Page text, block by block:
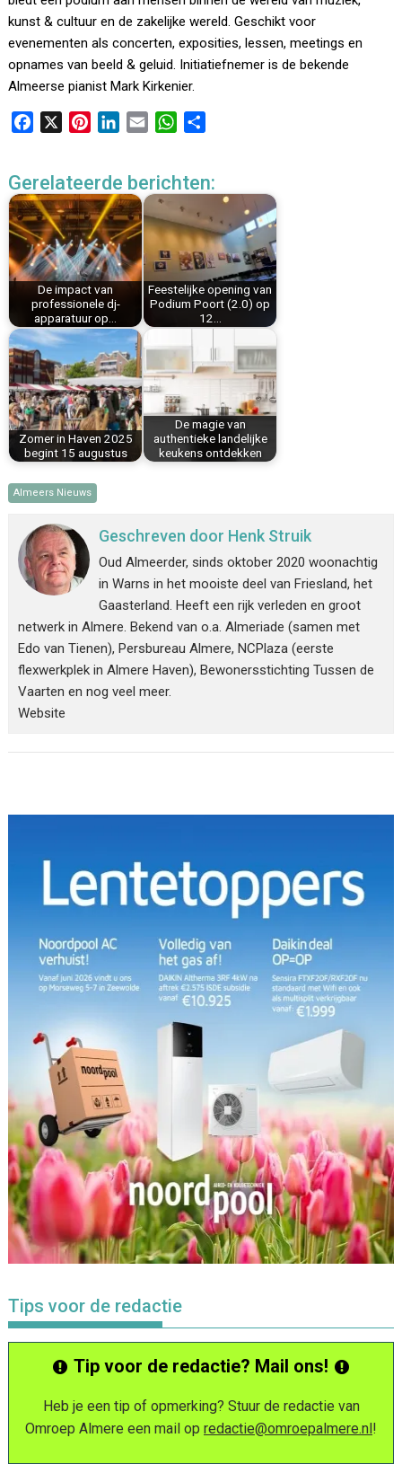
kunst & cultuur en de zakelijke wereld. Geschikt voor
evenementen als concerten, exposities, lessen, meetings en
opnames van beeld & geluid. Initiatiefnemer is de bekende
Almeerse pianist Mark Kirkenier.
e
b
o
o
k
t
e
r
e
s
t
k
e
d
I
n
i
W
t
s
A
p
p
e
Gerelateerde berichten:
De impact van
professionele dj-
apparatuur op…
Feestelijke opening van
Podium Poort (2.0) op
12…
Zomer in Haven 2025
begint 15 augustus
De magie van
authentieke landelijke
keukens ontdekken
Almeers Nieuws
Geschreven door Henk Struik
Oud Almeerder, sinds oktober 2020 woonachtig
in Warns in het mooiste deel van Friesland, het
Gaasterland. Heeft een rijk verleden en groot
netwerk in Almere. Bekend van o.a. Almeriade (samen met
Edo van Tienen), Persbureau Almere, NCPlaza (eerste
flexwerkplek in Almere Haven), Bewonersstichting Tussen de
Vaarten en nog veel meer.
Website
Tips voor de redactie
Tip voor de redactie? Mail ons!
Heb je een tip of opmerking? Stuur de redactie van
Omroep Almere een mail op redactie@omroepalmere.nl!